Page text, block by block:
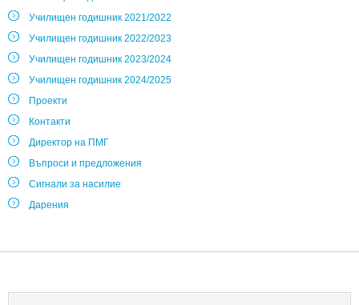
Училищен годишник 2021/2022
Училищен годишник 2022/2023
Училищен годишник 2023/2024
Училищен годишник 2024/2025
Проекти
Контакти
Директор на ПМГ
Въпроси и предложения
Сигнали за насилие
Дарения